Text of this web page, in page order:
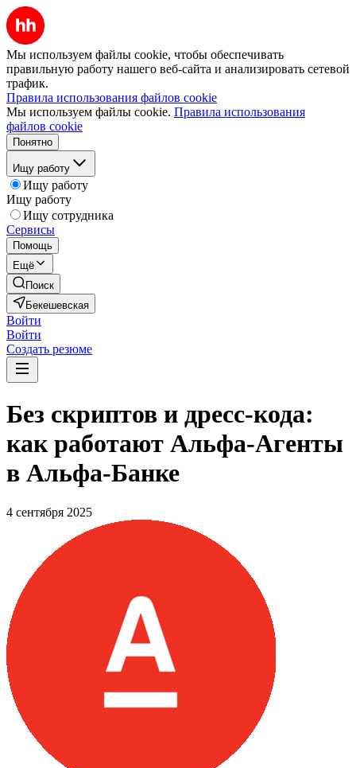
Мы используем файлы cookie, чтобы обеспечивать
правильную работу нашего веб-сайта и анализировать сетевой
трафик.
Правила использования файлов cookie
Мы используем файлы cookie. Правила использования
файлов cookie
Понятно
Ищу работу
Ищу работу
Ищу работу
Ищу сотрудника
Сервисы
Помощь
Ещё
Поиск
Бекешевская
Войти
Войти
Создать резюме
Без скриптов и дресс-кода:
как работают Альфа-Агенты
в Альфа-Банке
4 сентября 2025